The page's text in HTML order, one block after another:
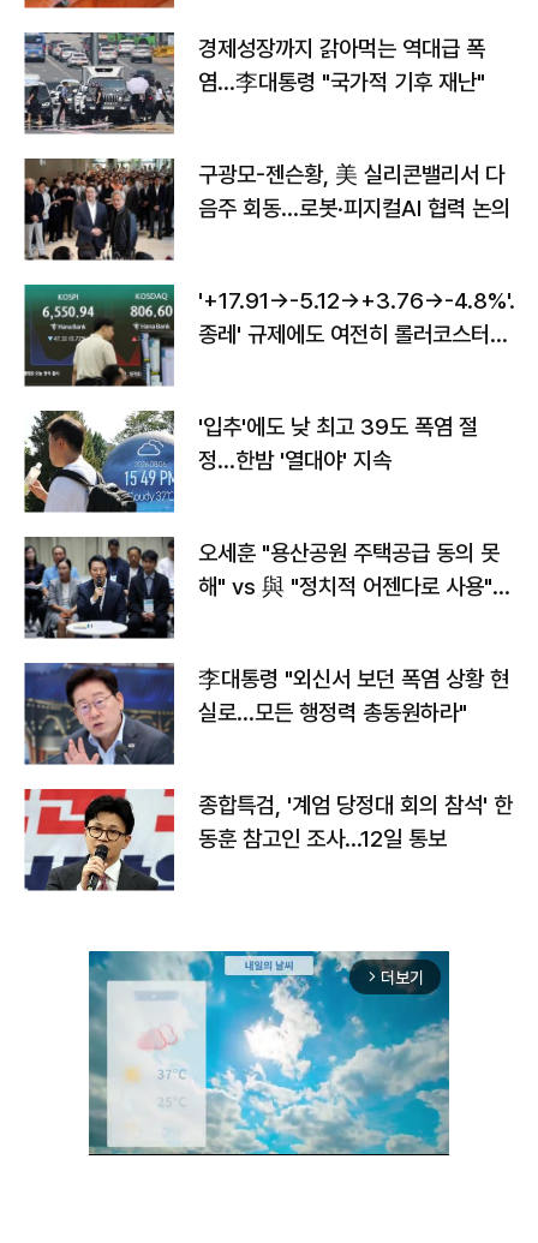
경제성장까지 갉아먹는 역대급 폭
염…李대통령 "국가적 기후 재난"
구광모-젠슨황, 美 실리콘밸리서 다
음주 회동…로봇·피지컬AI 협력 논의
'+17.91→-5.12→+3.76→-4.8%'…'
종레' 규제에도 여전히 롤러코스터
'입추'에도 낮 최고 39도 폭염 절
정…한밤 '열대야' 지속
오세훈 "용산공원 주택공급 동의 못
해" vs 與 "정치적 어젠다로 사용"
李대통령 "외신서 보던 폭염 상황 현
실로…모든 행정력 총동원하라"
종합특검, '계엄 당정대 회의 참석' 한
동훈 참고인 조사...12일 통보
arrow_forward_ios 더보기